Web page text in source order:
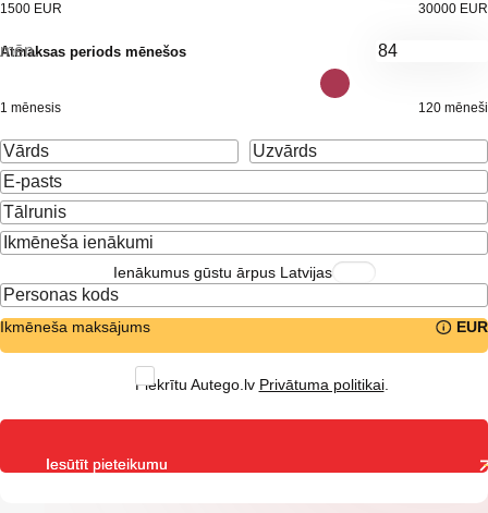
1500 EUR 30000 EUR
Atmaksas periods mēnešos
mēn.
1 mēnesis 120 mēneši
Ienākumus gūstu ārpus Latvijas
Ikmēneša maksājums EUR
Piekrītu Autego.lv Privātuma politikai.